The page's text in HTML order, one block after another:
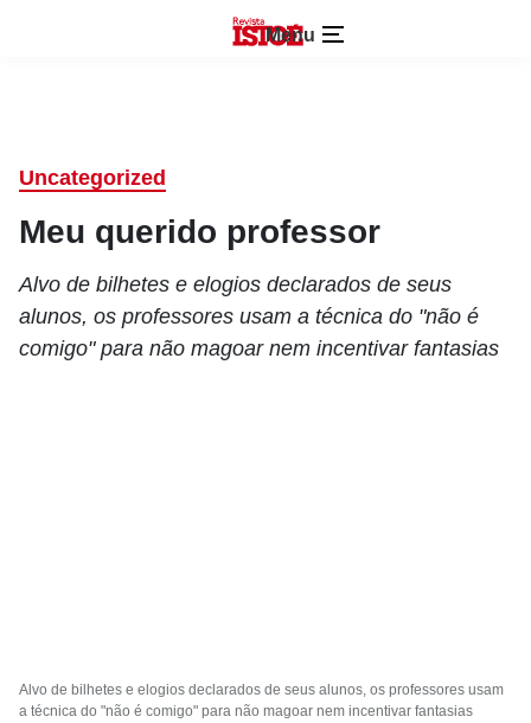
Menu
Uncategorized
Meu querido professor
Alvo de bilhetes e elogios declarados de seus
alunos, os professores usam a técnica do "não é
comigo" para não magoar nem incentivar fantasias
Alvo de bilhetes e elogios declarados de seus alunos, os professores usam
a técnica do "não é comigo" para não magoar nem incentivar fantasias